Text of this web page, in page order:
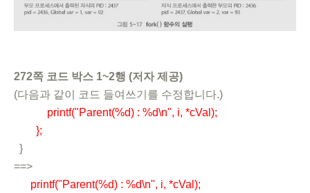
272쪽 코드 박스 1~2행 (저자 제공)
(다음과 같이 코드 들여쓰기를 수정합니다.)
printf("Parent(%d) : %d\n", i, *cVal);
};
}
==>
printf("Parent(%d) : %d\n", i, *cVal);